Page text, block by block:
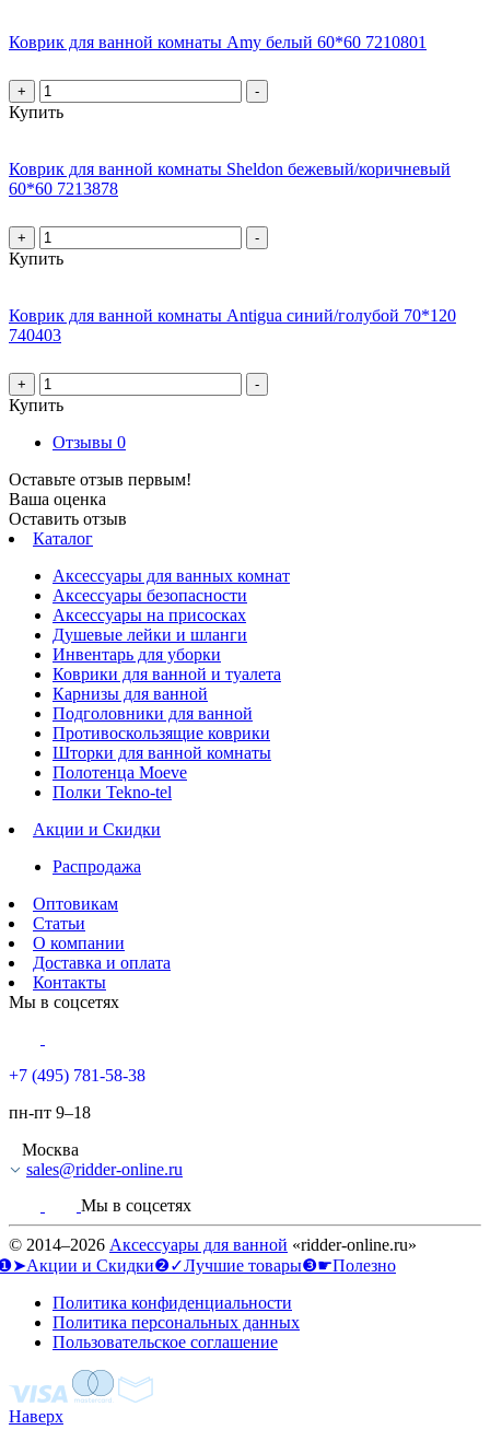
Коврик для ванной комнаты Amy белый 60*60 7210801
+ -
Купить
Коврик для ванной комнаты Sheldon бежевый/коричневый
60*60 7213878
+ -
Купить
Коврик для ванной комнаты Antigua синий/голубой 70*120
740403
+ -
Купить
Отзывы 0
Оставьте отзыв первым!
Ваша оценка
Оставить отзыв
Каталог
Аксессуары для ванных комнат
Аксессуары безопасности
Аксессуары на присосках
Душевые лейки и шланги
Инвентарь для уборки
Коврики для ванной и туалета
Карнизы для ванной
Подголовники для ванной
Противоскользящие коврики
Шторки для ванной комнаты
Полотенца Moeve
Полки Tekno-tel
Акции и Скидки
Распродажа
Оптовикам
Статьи
О компании
Доставка и оплата
Контакты
Мы в соцсетях
+7 (495) 781-58-38
пн-пт 9–18
Москва
sales@ridder-online.ru
Мы в соцсетях
© 2014–2026 Аксессуары для ванной «ridder-online.ru»
и Скидки❷✓Лучшие товары❸☛Полезно
Политика конфиденциальности
Политика персональных данных
Пользовательское соглашение
Наверх